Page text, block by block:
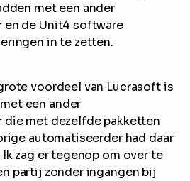
met een ander
de Unit4 software
in te zetten.
voordeel van Lucrasoft is
een ander
met dezelfde pakketten
automatiseerder had daar
zag er tegenop om over te
partij zonder ingangen bij